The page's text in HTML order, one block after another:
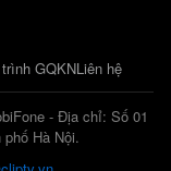
GQKNLiên hệ
- Địa chỉ: Số 01
Hà Nội.